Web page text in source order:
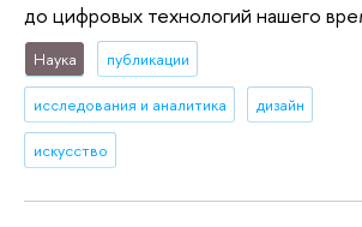
до цифровых технологий нашего
Наука публикации
исследования и аналитика дизайн
искусство